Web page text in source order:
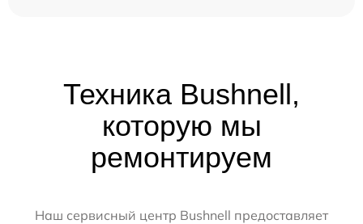
Техника Bushnell,
которую мы
ремонтируем
Наш сервисный центр Bushnell предоставляет